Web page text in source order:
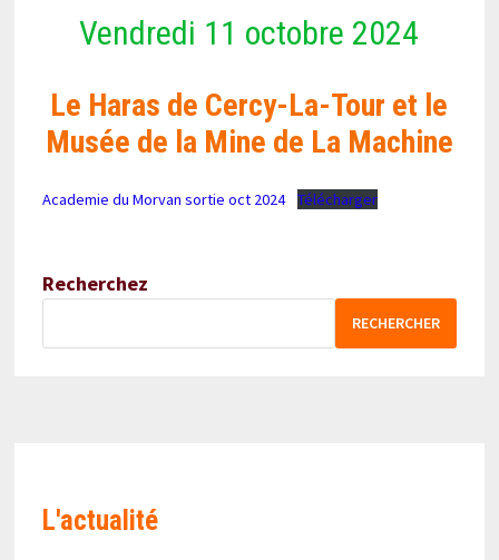
Vendredi 11 octobre 2024
Le Haras de Cercy-La-Tour et le
Musée de la Mine de La Machine
Academie du Morvan sortie oct 2024 Télécharger
Recherchez
RECHERCHER
L'actualité